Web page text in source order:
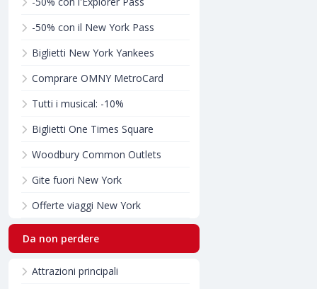
-50% con il New York Pass
Biglietti New York Yankees
Comprare OMNY MetroCard
Tutti i musical: -10%
Biglietti One Times Square
Woodbury Common Outlets
Gite fuori New York
Offerte viaggi New York
Da non perdere
Attrazioni principali